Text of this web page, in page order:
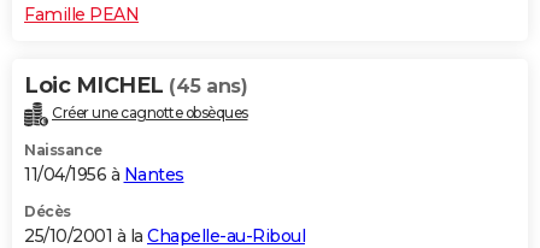
Famille PEAN
Loic MICHEL (45 ans)
Créer une cagnotte obsèques
Naissance
11/04/1956 à Nantes
Décès
25/10/2001 à la Chapelle-au-Riboul